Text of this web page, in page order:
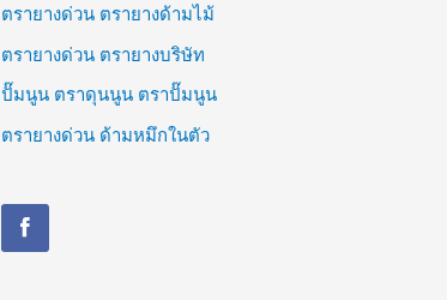
ตรายางด่วน ตรายางด้ามไม้
ตรายางด่วน ตรายางบริษัท
ปั๊มนูน ตราดุนนูน ตราปั๊มนูน
ตรายางด่วน ด้ามหมึกในตัว